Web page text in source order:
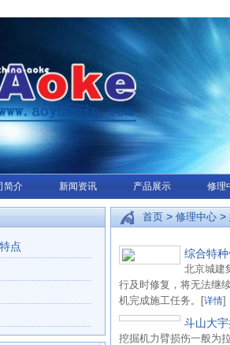
简介 新闻资讯 产品展示 修理
点
首页 > 修理中心 >
综合特
北京城建
行及时修复，将无法继
机完成施工任务。[详情]
斗山大
挖掘机力臂损伤一般为